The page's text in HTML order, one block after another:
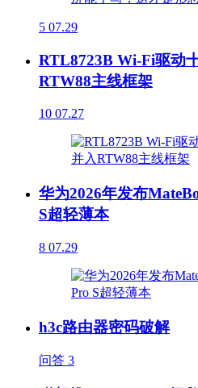
5 07.29
RTL8723B Wi-Fi驱动
RTW88主线框架
10 07.27
华为2026年发布
S超轻薄本
8 07.29
h3c路由器密码破解
问答 3